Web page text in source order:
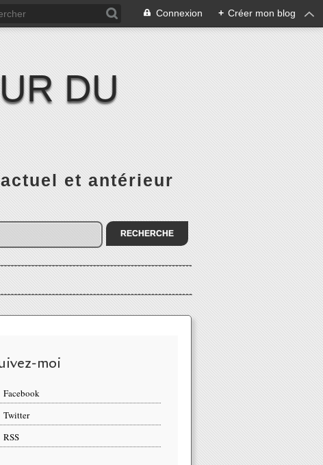
Connexion + Créer mon blog
DU
actuel et antérieur
moi
Facebook
Twitter
RSS